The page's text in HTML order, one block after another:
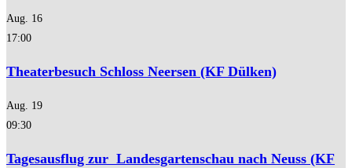
Aug. 16
17:00
Theaterbesuch Schloss Neersen (KF Dülken)
Aug. 19
09:30
Tagesausflug zur Landesgartenschau nach Neuss (KF